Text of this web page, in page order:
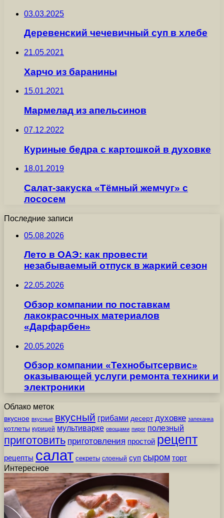
03.03.2025
Деревенский чечевичный суп в хлебе
21.05.2021
Харчо из баранины
15.01.2021
Мармелад из апельсинов
07.12.2022
Куриные бедра с картошкой в духовке
18.01.2019
Салат-закуска «Тёмный жемчуг» с
лососем
Последние записи
05.08.2026
Лето в ОАЭ: как провести
незабываемый отпуск в жаркий сезон
22.05.2026
Обзор компании по поставкам
лакокрасочных материалов
«Дарфарбен»
20.05.2026
Обзор компании «Технобытсервис»
оказывающей услуги ремонта техники и
электроники
Облако меток
вкусное вкусные вкусный грибами десерт духовке запеканка
котлеты курицей мультиварке овощами пирог полезный
приготовить приготовления простой рецепт
рецепты салат секреты слоеный суп сыром торт
Интересное